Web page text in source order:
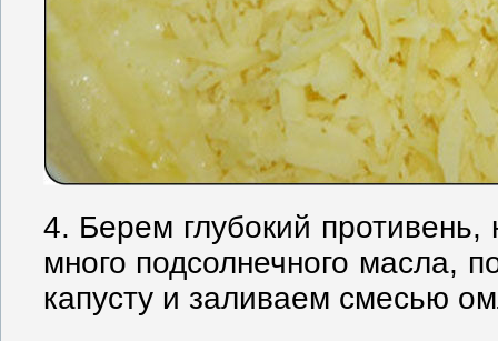
4. Берем глубокий
много подсолнечного масла,
капусту и заливаем смесью